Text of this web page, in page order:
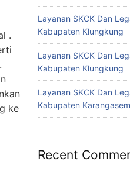
.
ke
Layanan SKCK Dan
Kabupaten Klungkung
Layanan SKCK Dan
Kabupaten Klungkung
Layanan SKCK Dan
Kabupaten Karangasem
Recent